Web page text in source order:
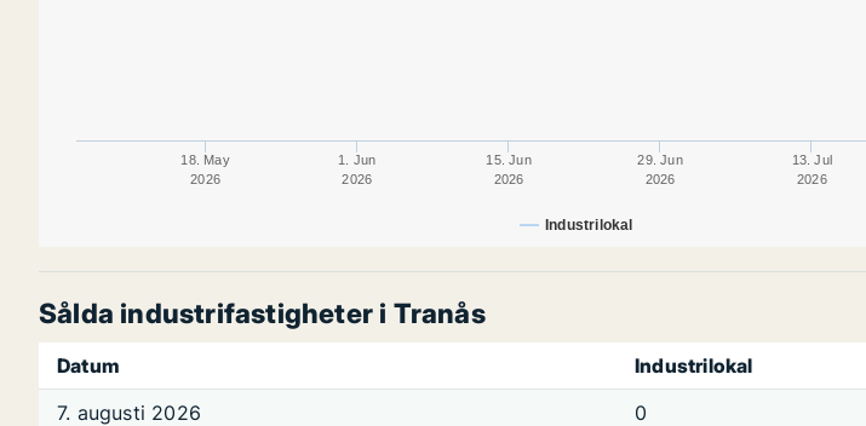
Industrilokal
18. May
2026
1. Jun
2026
15. Jun
2026
29. Jun
2026
13. Jul
2026
Sålda industrifastigheter i Tranås
Datum
Industrilokal
7. augusti 2026
0